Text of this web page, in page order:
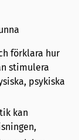
förklara hur
stimulera
psykiska
kan